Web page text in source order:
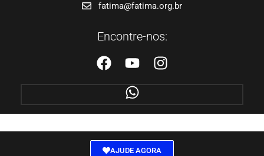
fatima@fatima.org.br
Encontre-nos:
AJUDE AGORA